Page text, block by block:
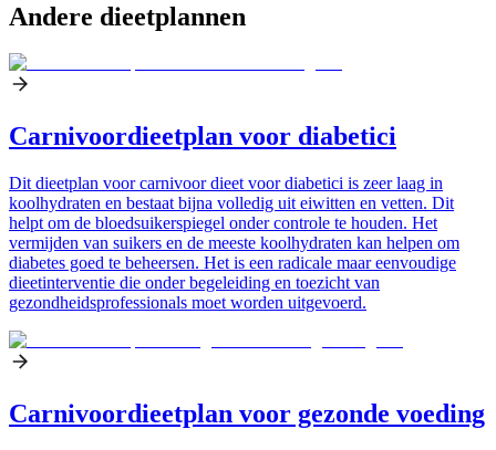
Andere dieetplannen
Carnivoordieetplan voor diabetici
Dit dieetplan voor carnivoor dieet voor diabetici is zeer laag in
koolhydraten en bestaat bijna volledig uit eiwitten en vetten. Dit
helpt om de bloedsuikerspiegel onder controle te houden. Het
vermijden van suikers en de meeste koolhydraten kan helpen om
diabetes goed te beheersen. Het is een radicale maar eenvoudige
dieetinterventie die onder begeleiding en toezicht van
gezondheidsprofessionals moet worden uitgevoerd.
Carnivoordieetplan voor gezonde voeding